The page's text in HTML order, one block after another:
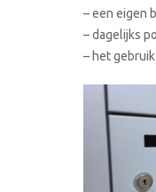
– een eigen
– dagelijks
– het